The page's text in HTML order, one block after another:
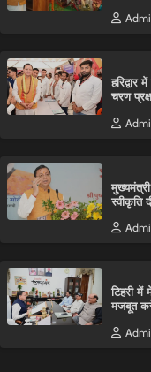
हरिद्वार
चरण
स्वीकृति
टिहरी
मजबूत